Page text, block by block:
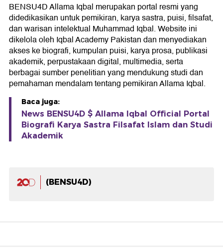
BENSU4D Allama Iqbal merupakan portal resmi yang
didedikasikan untuk pemikiran, karya sastra, puisi, filsafat,
dan warisan intelektual Muhammad Iqbal. Website ini
dikelola oleh Iqbal Academy Pakistan dan menyediakan
akses ke biografi, kumpulan puisi, karya prosa, publikasi
akademik, perpustakaan digital, multimedia, serta
berbagai sumber penelitian yang mendukung studi dan
pemahaman mendalam tentang pemikiran Allama Iqbal.
Baca juga:
News BENSU4D $ Allama Iqbal Official Portal
Biografi Karya Sastra Filsafat Islam dan Studi
Akademik
(BENSU4D)